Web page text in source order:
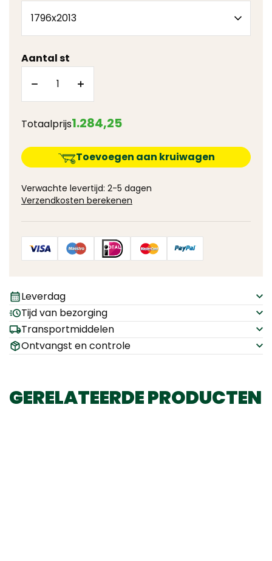
Aantal st
Totaalprijs1.284,25
Toevoegen aan kruiwagen
Verwachte levertijd: 2-5 dagen
Verzendkosten berekenen
Leverdag
Tijd van bezorging
Transportmiddelen
Ontvangst en controle
GERELATEERDE PRODUCTEN